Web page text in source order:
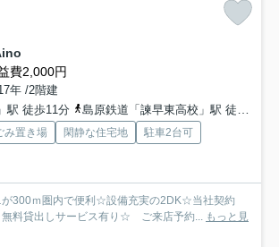
費2,000円
年 /2階建
駅 徒歩11分
島原鉄道「諫早東高校」駅 徒歩14分
み置き場 閑静な住宅地
駐車2台可
が300ｍ圏内で便利☆設備充実の2DK☆当社契約
無料貸出しサービス有り☆ ご来店予約...
もっと見